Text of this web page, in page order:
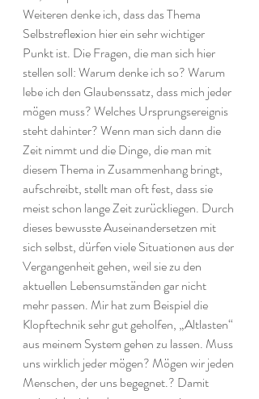
Weiteren denke ich, dass das Thema
Selbstreflexion hier ein sehr wichtiger
Punkt ist. Die Fragen, die man sich hier
stellen soll: Warum denke ich so? Warum
lebe ich den Glaubenssatz, dass mich jeder
mögen muss? Welches Ursprungsereignis
steht dahinter? Wenn man sich dann die
Zeit nimmt und die Dinge, die man mit
diesem Thema in Zusammenhang bringt,
aufschreibt, stellt man oft fest, dass sie
meist schon lange Zeit zurückliegen. Durch
dieses bewusste Auseinandersetzen mit
sich selbst, dürfen viele Situationen aus der
Vergangenheit gehen, weil sie zu den
aktuellen Lebensumständen gar nicht
mehr passen. Mir hat zum Beispiel die
Klopftechnik sehr gut geholfen, „Altlasten“
aus meinem System gehen zu lassen. Muss
uns wirklich jeder mögen? Mögen wir jeden
Menschen, der uns begegnet.? Damit